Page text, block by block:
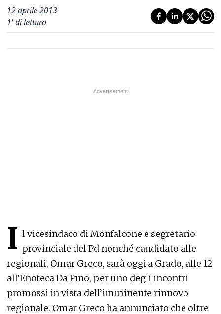
12 aprile 2013
1' di lettura
I l vicesindaco di Monfalcone e segretario
provinciale del Pd nonché candidato alle
regionali, Omar Greco, sarà oggi a Grado, alle 12
all’Enoteca Da Pino, per uno degli incontri
promossi in vista dell’imminente rinnovo
regionale. Omar Greco ha annunciato che oltre